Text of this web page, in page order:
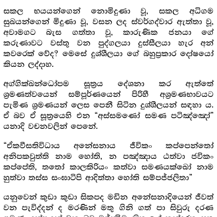
සකල භයයන්ගෙන් නොමිදුණා වූ, සකල අධිගම
සුඛයන්ගෙන් මිදුණා වූ, වසන ලද ස්වර්ගද්වාර ඇත්තා වූ,
අවාමගට බැස ගත්තා වූ, කාරුණික ජනයා ගේ
කරුණාවට වස්තු වන පුද්ගලයා දුස්සීලයා හැර අන්
කවරෙක් වේද? මෙසේ දුශ්ශීලයා ගේ බහුප්‍ර‍කාර දෝෂයෝ
කියන ලද්දාහ.
අග්ගික්ඛන්ධෝපම සූත්‍ර‍ය දේශනා කර ඇත්තේ
ශ්‍ර‍මණත්වයෙන් සම්පූර්ණයෙන් පිරිහී අශ්‍ර‍මණභාවයට
පැමිණ ශ්‍ර‍මණයන් ලෙස පෙනී සිටින දුශ්ශීලයන් සඳහා ය.
ඒ බව ඒ සූත්‍රයෙහි එන “අස්සමණෝ සමණ පටිඤ්ඤෝ”
යනාදි වචනවලින් පෙනේ.
“ඒකවීසතිවිධාය අනේසනාය ජීවිකං කප්පෙන්තෝ
අනිපකවුත්ති නාම හෝති, න පඤ්ඤාය ඨත්වා ජවිකං
කප්පේති, තතෝ කාලකිරියං කත්වා සමණයක්ඛෝ නාම
හුත්වා තස්ස සංඝාටිපි ආදිත්තා හෝති සම්පජ්ජලිතා”
යනුවෙන් කුඩා කුඩා සිකපද මඩින අනේසනාදියෙන් ජීවත්
වන පැවිද්දන් ද මරණින් මතු ගිනි ගත් පා සිවුරු දරණ